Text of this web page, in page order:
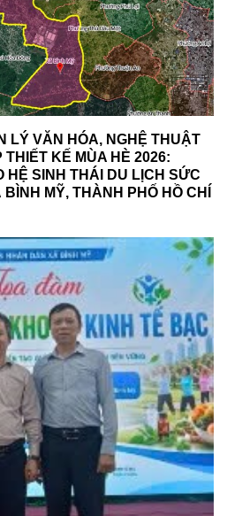
LÝ VĂN HÓA, NGHỆ THUẬT
THIẾT KẾ MÙA HÈ 2026:
HỆ SINH THÁI DU LỊCH SỨC
MỸ, THÀNH PHỐ HỒ CHÍ